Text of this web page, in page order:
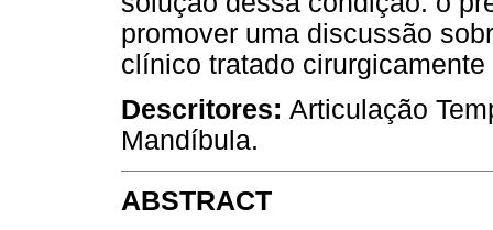
promover uma discussão
clínico tratado
Descritores: Articulação
Mandíbula.
ABSTRACT